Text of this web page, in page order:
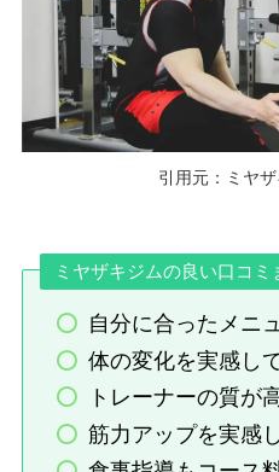
引用元：ミヤ
ミヤザキジムの良い口コミ
自分に合ったメニ
体の変化を実感し
トレーナーの質が
筋力アップを実感